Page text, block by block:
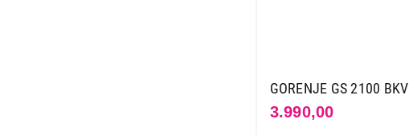
GORENJE GS 2100 BKV
3.990,00